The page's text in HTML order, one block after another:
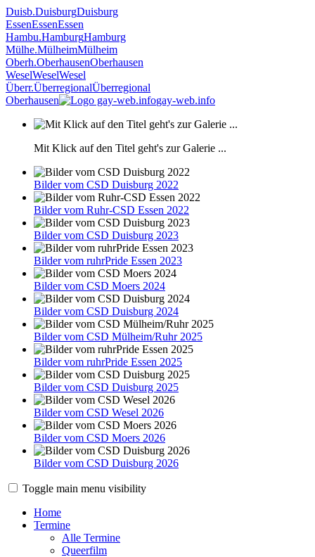
Duisb.DuisburgDuisburg
EssenEssenEssen
Hambu.HamburgHamburg
Mülhe.MülheimMülheim
Oberh.OberhausenOberhausen
WeselWeselWesel
Überr.ÜberregionalÜberregional
Oberhausen
gay-web.info
Mit Klick auf den Titel geht's zur Galerie ...
Bilder vom CSD Duisburg 2022
Bilder vom Ruhr-CSD Essen 2022
Bilder vom CSD Duisburg 2023
Bilder vom ruhrPride Essen 2023
Bilder vom CSD Moers 2024
Bilder vom CSD Duisburg 2024
Bilder vom CSD Mülheim/Ruhr 2025
Bilder vom ruhrPride Essen 2025
Bilder vom CSD Duisburg 2025
Bilder vom CSD Wesel 2026
Bilder vom CSD Moers 2026
Bilder vom CSD Duisburg 2026
Toggle main menu visibility
Home
Termine
Alle Termine
Queerfilm